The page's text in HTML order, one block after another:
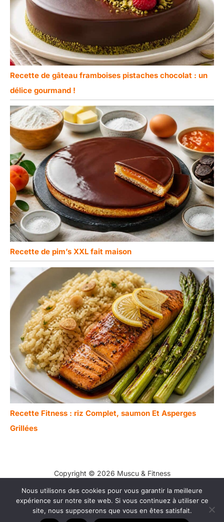
Recette de gâteau framboises pistaches chocolat : un
délice gourmand !
Recette de pim’s XXL fait maison
Recette Fitness : riz Complet, saumon Et Asperges
Grillées
Copyright © 2026 Muscu & Fitness
Contact
Mentions légales
Politique de confidentialité
Nous utilisons des cookies pour vous garantir la meilleure
expérience sur notre site web. Si vous continuez à utiliser ce
site, nous supposerons que vous en êtes satisfait.